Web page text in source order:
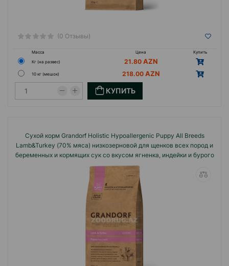
(0 Отзывы)
Масса Цена
Купить
Кг (на развес)
21.80
10 кг (мешок) 218.00
КУПИТЬ
Сухой корм Grandorf Holistiс Hypoallergenic Puppy All Breeds
Lamb&Turkey (70% мяса) низкозерновой для щенков всех пород и
беременных и кормящих сук со вкусом ягненка, индейки и бурого
риса.